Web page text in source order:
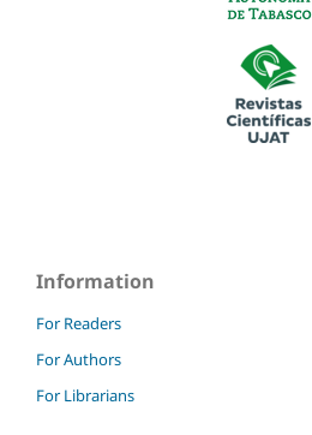
Information
For Readers
For Authors
For Librarians